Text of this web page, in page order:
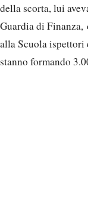
della scorta, lui
Guardia di Finanza,
alla Scuola ispettori
stanno formando